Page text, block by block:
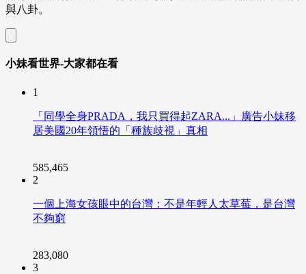
與八卦。
小妹看世界-大家都在看
1
「同學全身PRADA，我只買得起ZARA...」廣告小妹移
居美國20年領悟的「種族歧視」真相
585,465
2
一個上海女孩眼中的台灣：不是年輕人太草莓，是台灣
不夠窮
283,080
3